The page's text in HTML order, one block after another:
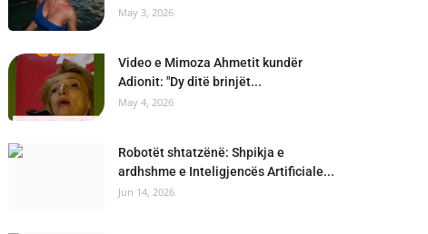
May 3, 2026
Video e Mimoza Ahmetit kundër
Adionit: "Dy ditë brinjët...
May 4, 2026
Robotët shtatzënë: Shpikja e
ardhshme e Inteligjencës Artificiale...
Jun 14, 2026